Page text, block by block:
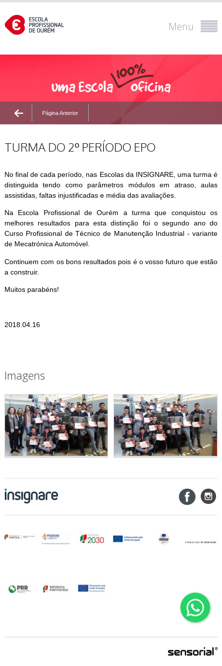
Menu
Página Anterior
TURMA DO 2º PERÍODO EPO
No final de cada período, nas Escolas da INSIGNARE, uma turma é
distinguida tendo como parâmetros módulos em atraso, aulas
assistidas, faltas injustificadas e média das avaliações.
Na Escola Profissional de Ourém a turma que conquistou os
melhores resultados para esta distinção foi o segundo ano do
Curso Profissional de Técnico de Manutenção Industrial - variante
de Mecatrónica Automóvel.
Continuem com os bons resultados pois é o vosso futuro que estão
a construir.
Muitos parabéns!
2018.04.16
Imagens